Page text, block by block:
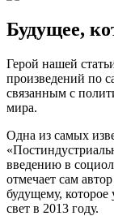
Будущее,
Герой нашей
произведений по
связанным с
мира.
Одна из самых
введению в
отмечает сам
будущему,
свет в 2013 году.